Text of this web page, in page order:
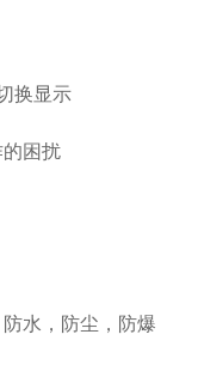
换显示
困扰
水，防尘，防爆